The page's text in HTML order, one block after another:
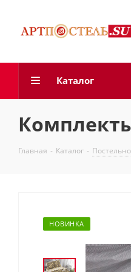
Каталог
Главная - Каталог -
НОВИНКА